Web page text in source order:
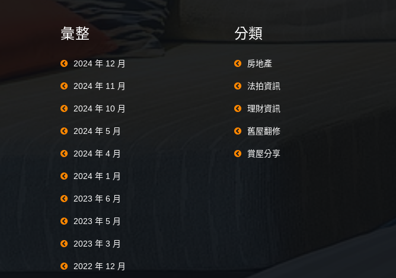
彙整
2024 年 12 月
2024 年 11 月
2024 年 10 月
2024 年 5 月
2024 年 4 月
2024 年 1 月
2023 年 6 月
2023 年 5 月
2023 年 3 月
2022 年 12 月
分類
房地產
法拍資訊
理財資訊
舊屋翻修
賞屋分享